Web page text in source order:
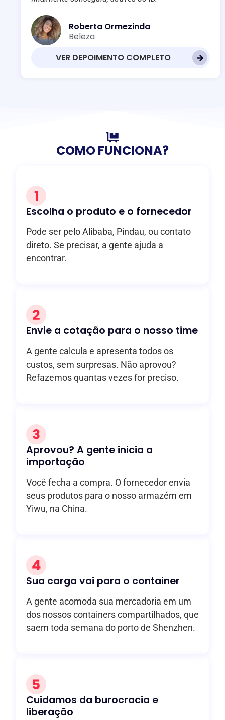
Roberta Ormezinda
Beleza
VER DEPOIMENTO COMPLETO
COMO FUNCIONA?
Escolha o produto e o fornecedor
Pode ser pelo Alibaba, Pindau, ou contato
direto. Se precisar, a gente ajuda a
encontrar.
Envie a cotação para o nosso time
A gente calcula e apresenta todos os
custos, sem surpresas. Não aprovou?
Refazemos quantas vezes for preciso.
Aprovou? A gente inicia a
importação
Você fecha a compra. O fornecedor envia
seus produtos para o nosso armazém em
Yiwu, na China.
Sua carga vai para o container
A gente acomoda sua mercadoria em um
dos nossos containers compartilhados, que
saem toda semana do porto de Shenzhen.
Cuidamos da burocracia e
liberação